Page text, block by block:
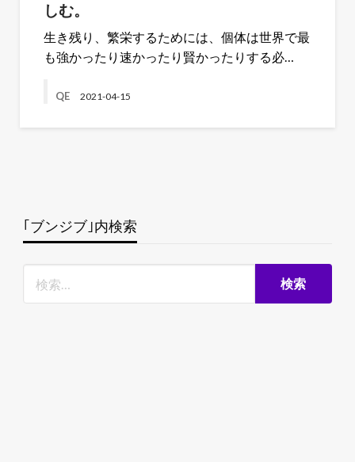
しむ。
生き残り、繁栄するためには、個体は世界で最
も強かったり速かったり賢かったりする必…
QE 2021-04-15
｢ブンジブ｣内検索